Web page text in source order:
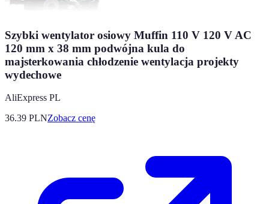
Szybki wentylator osiowy Muffin 110 V 120 V AC
120 mm x 38 mm podwójna kula do
majsterkowania chłodzenie wentylacja projekty
wydechowe
AliExpress PL
36.39 PLNZobacz cenę